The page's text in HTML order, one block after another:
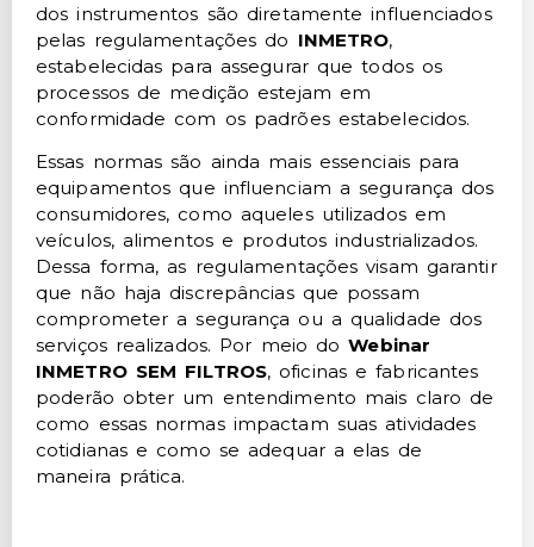
dos instrumentos são diretamente influenciados
pelas regulamentações do INMETRO,
estabelecidas para assegurar que todos os
processos de medição estejam em
conformidade com os padrões estabelecidos.
Essas normas são ainda mais essenciais para
equipamentos que influenciam a segurança dos
consumidores, como aqueles utilizados em
veículos, alimentos e produtos industrializados.
Dessa forma, as regulamentações visam garantir
que não haja discrepâncias que possam
comprometer a segurança ou a qualidade dos
serviços realizados. Por meio doWebinar
INMETRO SEM FILTROS, oficinas e fabricantes
poderão obter um entendimento mais claro de
como essas normas impactam suas atividades
cotidianas e como se adequar a elas de
maneira prática.